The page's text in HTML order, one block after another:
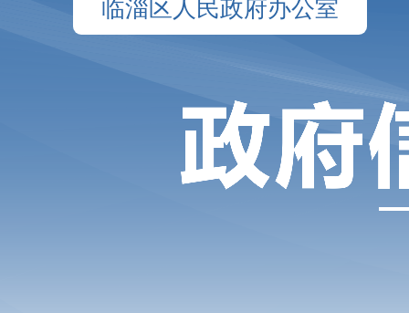
临淄区人民政府办公室